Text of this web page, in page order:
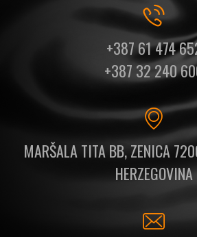
+387 61 474
+387 32 240
MARŠALA TITA BB, ZENICA
HERZEGOVINA